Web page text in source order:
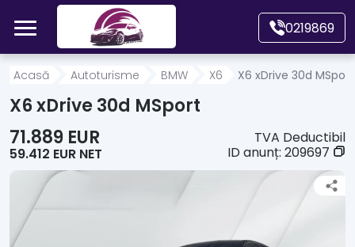
Mergi direct la conținutul principal
0219869
Acasă
Motociclete
Autoutilitare
Acasă Autoturisme BMW X6 X6 xDrive 30d MSport
X6 xDrive 30d MSport
71.889 EUR
59.412 EUR NET
TVA Deductibil
ID anunț: 209697